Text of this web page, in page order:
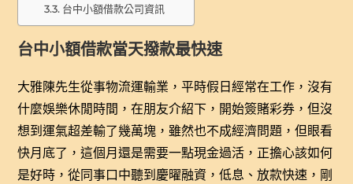
台中小額借款公司資訊
台中小額借款當天撥款最快速
大雅陳先生從事物流運輸業，平時假日經常在工作，沒有
什麼娛樂休閒時間，在朋友介紹下，開始簽賭彩券，但沒
想到運氣超差輸了幾萬塊，雖然也不成經濟問題，但眼看
快月底了，這個月還是需要一點現金過活，正擔心該如何
是好時，從同事口中聽到慶曜融資，低息、放款快速，剛